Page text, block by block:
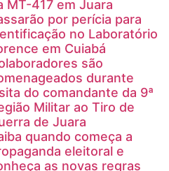
MT-417 em Juara
por perícia para
no Laboratório
em Cuiabá
são
durante
do comandante da 9ª
Militar ao Tiro de
de Juara
quando começa a
eleitoral e
as novas regras